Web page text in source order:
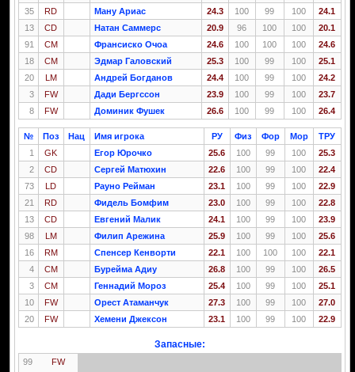
35
RD Ману Ариас 24.3 100 99 100
24.1
13
CD Натан Саммерс 20.9 96 100 100
20.1
91
CM Франсиско Очоа 24.6 100 100 100
24.6
18
CM Эдмар Галовский 25.3 100 99 100
25.1
20
LM Андрей Богданов 24.4 100 99 100
24.2
3
FW Дади Бергссон 23.9 100 99 100
23.7
8
FW Доминик Фушек 26.6 100 99 100 26.4
№ Поз Нац Имя игрока РУ Физ Фор Мор
ТРУ
1
GK Егор Юрочко 25.6 100 99 100
25.3
2
CD Сергей Матюхин 22.6 100 99 100
22.4
73
LD Рауно Рейман 23.1 100 99 100
22.9
21
RD Фидель Бомфим 23.0 100 99 100
22.8
13
CD Евгений Малик 24.1 100 99 100
23.9
98
LM Филип Арежина 25.9 100 99 100
25.6
16
RM Спенсер Кенворти 22.1 100 100 100
22.1
4
CM Бурейма Адиу 26.8 100 99 100
26.5
3
CM Геннадий Мороз 25.4 100 99 100
25.1
10
FW Орест Атаманчук 27.3 100 99 100
27.0
20
FW Хемени Джексон 23.1 100 99 100 22.9
Запасные:
99
FW